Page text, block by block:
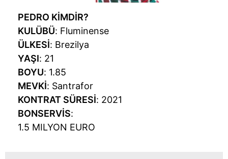
PEDRO KİMDİR?
KULÜBÜ: Fluminense
ÜLKESİ: Brezilya
YAŞI: 21
BOYU: 1.85
MEVKİ: Santrafor
KONTRAT SÜRESİ: 2021
BONSERVİS:
1.5 MILYON EURO